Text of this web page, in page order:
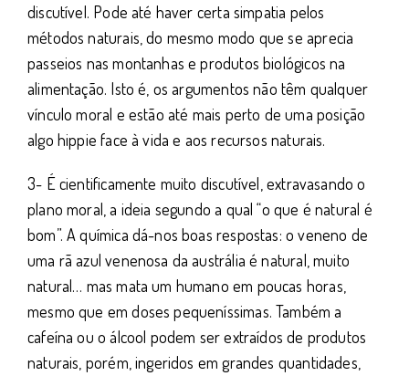
discutível. Pode até haver certa simpatia pelos
métodos naturais, do mesmo modo que se aprecia
passeios nas montanhas e produtos biológicos na
alimentação. Isto é, os argumentos não têm qualquer
vínculo moral e estão até mais perto de uma posição
algo hippie face à vida e aos recursos naturais.
3- É cientificamente muito discutível, extravasando o
plano moral, a ideia segundo a qual “o que é natural é
bom”. A química dá-nos boas respostas: o veneno de
uma rã azul venenosa da austrália é natural, muito
natural… mas mata um humano em poucas horas,
mesmo que em doses pequeníssimas. Também a
cafeína ou o álcool podem ser extraídos de produtos
naturais, porém, ingeridos em grandes quantidades,